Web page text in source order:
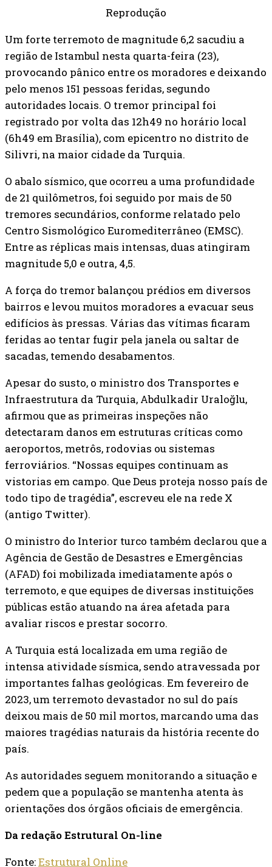
Reprodução
Um forte terremoto de magnitude 6,2 sacudiu a
região de Istambul nesta quarta-feira (23),
provocando pânico entre os moradores e deixando
pelo menos 151 pessoas feridas, segundo
autoridades locais. O tremor principal foi
registrado por volta das 12h49 no horário local
(6h49 em Brasília), com epicentro no distrito de
Silivri, na maior cidade da Turquia.
O abalo sísmico, que ocorreu a uma profundidade
de 21 quilômetros, foi seguido por mais de 50
tremores secundários, conforme relatado pelo
Centro Sismológico Euromediterrâneo (EMSC).
Entre as réplicas mais intensas, duas atingiram
magnitude 5,0 e outra, 4,5.
A força do tremor balançou prédios em diversos
bairros e levou muitos moradores a evacuar seus
edifícios às pressas. Várias das vítimas ficaram
feridas ao tentar fugir pela janela ou saltar de
sacadas, temendo desabamentos.
Apesar do susto, o ministro dos Transportes e
Infraestrutura da Turquia, Abdulkadir Uraloğlu,
afirmou que as primeiras inspeções não
detectaram danos em estruturas críticas como
aeroportos, metrôs, rodovias ou sistemas
ferroviários. “Nossas equipes continuam as
vistorias em campo. Que Deus proteja nosso país de
todo tipo de tragédia”, escreveu ele na rede X
(antigo Twitter).
O ministro do Interior turco também declarou que a
Agência de Gestão de Desastres e Emergências
(AFAD) foi mobilizada imediatamente após o
terremoto, e que equipes de diversas instituições
públicas estão atuando na área afetada para
avaliar riscos e prestar socorro.
A Turquia está localizada em uma região de
intensa atividade sísmica, sendo atravessada por
importantes falhas geológicas. Em fevereiro de
2023, um terremoto devastador no sul do país
deixou mais de 50 mil mortos, marcando uma das
maiores tragédias naturais da história recente do
país.
As autoridades seguem monitorando a situação e
pedem que a população se mantenha atenta às
orientações dos órgãos oficiais de emergência.
Da redação Estrutural On-line
Fonte:Estrutural Online